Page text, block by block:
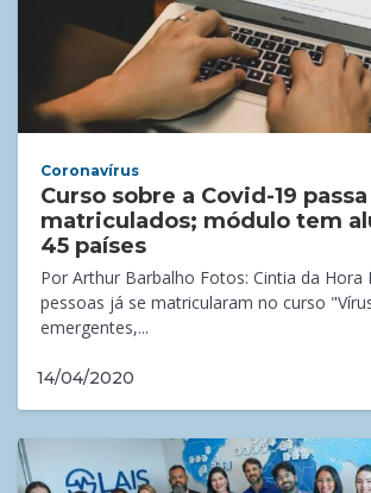
Coronavírus
Curso sobre a Covid-19
matriculados; módulo tem
45 países
Por Arthur Barbalho Fotos: Cintia da Hora
pessoas já se matricularam no curso
emergentes,...
14/04/2020